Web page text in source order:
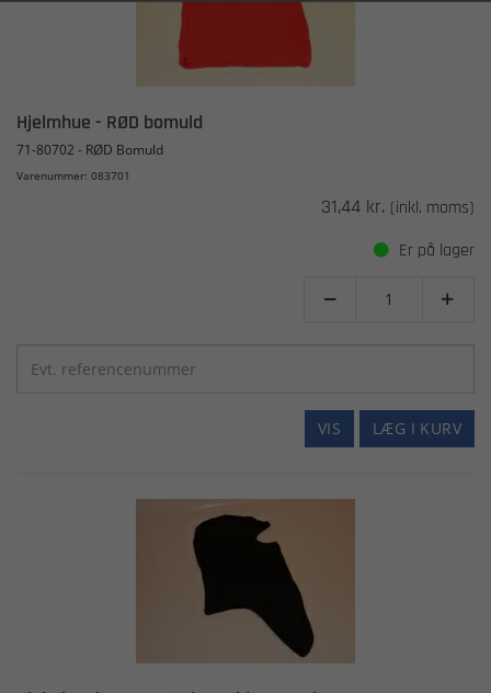
Hjelmhue - RØD bomuld
71-80702 - RØD Bomuld
Varenummer: 083701
31,44 kr. (inkl. moms)
Er på lager
 
LÆG I KURV
VIS